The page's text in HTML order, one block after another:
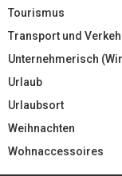
Tourismus
Transport und
Unternehmerisch
Urlaub
Urlaubsort
Weihnachten
Wohnaccessoires